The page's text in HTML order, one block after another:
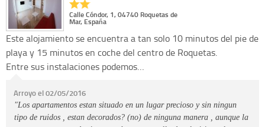
Calle Cóndor, 1, 04740 Roquetas de
Mar, España
Este alojamiento se encuentra a tan solo 10 minutos del pie de
playa y 15 minutos en coche del centro de Roquetas.
Entre sus instalaciones podemos…
Arroyo el 02/05/2016
"Los apartamentos estan situado en un lugar precioso y sin ningun
tipo de ruidos , estan decorados? (no) de ninguna manera , aunque la